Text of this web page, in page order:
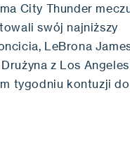
City Thunder
swój najniższy
LeBrona
z Los Angeles
tygodniu kontuzji